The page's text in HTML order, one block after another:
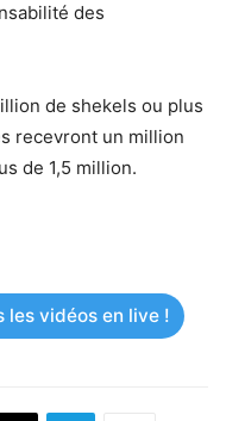
des
de shekels ou plus
recevront un million
de 1,5 million.
les vidéos en live !